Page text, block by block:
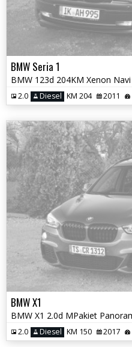
BMW Seria 1
2.0 Diesel KM 204 2011
BMW X1
2.0 Diesel KM 150 2017